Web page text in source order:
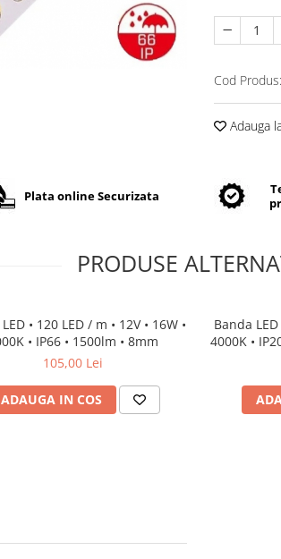
Cod Produs:
Adauga
Plata online Securizata
PRODUSE
• 120 LED / m • 12V • 16W •
• IP66 • 1500lm • 8mm
105,00 Lei
ADAUGA IN COS
Banda LED
4000K •